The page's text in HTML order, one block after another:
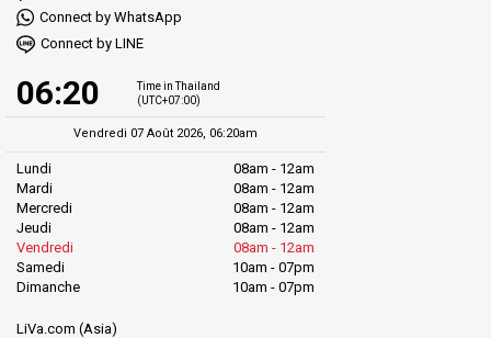
Connect by WhatsApp
Connect by LINE
06:20
Time in Thailand
(UTC+07:00)
Vendredi 07 Août 2026, 06:20am
Lundi
08am - 12am
Mardi
08am - 12am
Mercredi
08am - 12am
Jeudi
08am - 12am
Vendredi
08am - 12am
Samedi
10am - 07pm
Dimanche
10am - 07pm
LiVa.com (Asia)